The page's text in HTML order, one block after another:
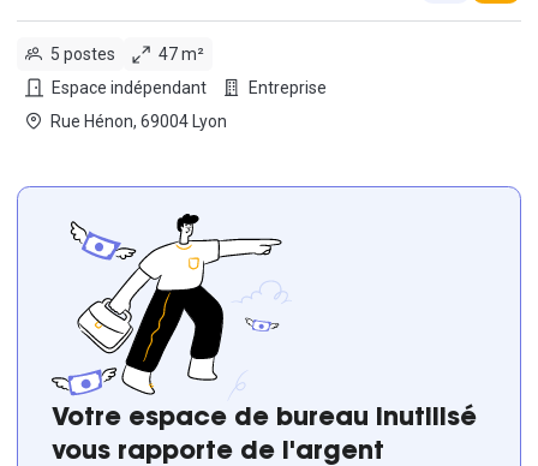
5 postes
47 m²
Espace indépendant
Entreprise
Rue Hénon, 69004 Lyon
Votre espace de bureau inutilisé
vous rapporte de l'argent